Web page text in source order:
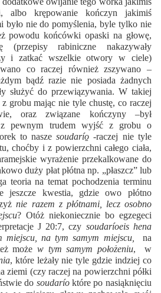
albo krępowanie kończyn jakimiś
było nie do pomyślenia, byle tylko nie
powodu końcówki opaski na głowę,
(przepisy rabiniczne nakazywały
i zatkać wszelkie otwory w ciele)
co raczej również zszywano –
bądź razie nie posiada żadnych
służyć do przewiązywania. W takiej
grobu mając nie tyle chustę, co raczej
oraz związane kończyny –był
z pewnym trudem wyjść z grobu o
to naszesoudarío̱ -raczej nie tyle
choćby i z powierzchni całego ciała,
wyrażenie przekalkowane do
duży płat płótna np. „płaszcz” lub
teoria na temat pochodzenia terminu
jeszcze kwestia, gdzie owo płótno
nie razem z płótnami, lecz osobno
? Otóż niekoniecznie bo egzegeci
J 20:7, czy soudaríoeis hena
miejscu, na tym samym miejscu,
na
może w tym samym położeniu, w
, które leżały nie tyle gdzie indziej co
ziemi (czy raczej na powierzchni półki
do soudaríoktóre po nasiąknięciu